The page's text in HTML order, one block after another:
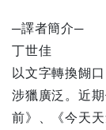
─譯者簡介─
丁世佳
以文字轉換餬
涉獵廣泛。近
前》、《今天